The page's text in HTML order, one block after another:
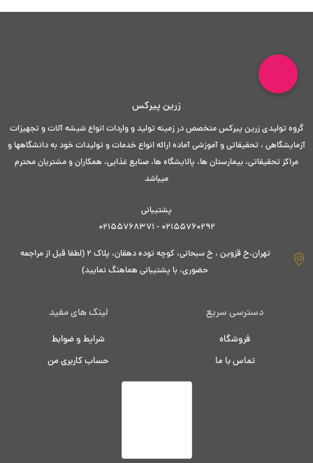
زرین پیرکس
گروه تولیدی زرین پیرکس متخصص در زمینه تولید و واردات انواع شیشه آلات و تجهیزات
آزمایشگاهی ، تحقیقاتی و آموزشی آماده ارائه انواع خدمات و تولیدات خود به دانشگاهها و
مراکز تحقیقاتی، بیمارستان ها، پالایشگاه ها، صنایع غذایی، همکاران و مشتریان محترم
میباشد
پشتیبانی
02155760292 - 02155768371
تهران،خ قزوین ، خ سبحانی، کوچه توده دهقان، پلاک ۲ (لطفا قبل از مراجعه
حضوری، با پشتیبانی هماهنگ نمایید)
دسترسی سریع
فروشگاه
تماس با ما
لینک های مفید
شرایط و ضوابط
حساب کاربری من